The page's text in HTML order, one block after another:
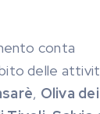
conta
delle
, Oliva dei